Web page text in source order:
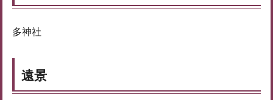
多神社
遠景